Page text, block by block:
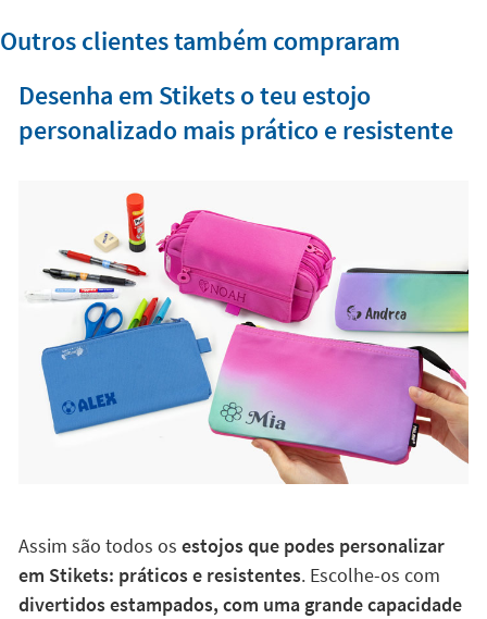
Outros clientes também compraram
Desenha em Stikets o teu estojo
personalizado mais prático e resistente
Assim são todos os estojos que podes personalizar
em Stikets: práticos e resistentes. Escolhe-os com
divertidos estampados, com uma grande capacidade